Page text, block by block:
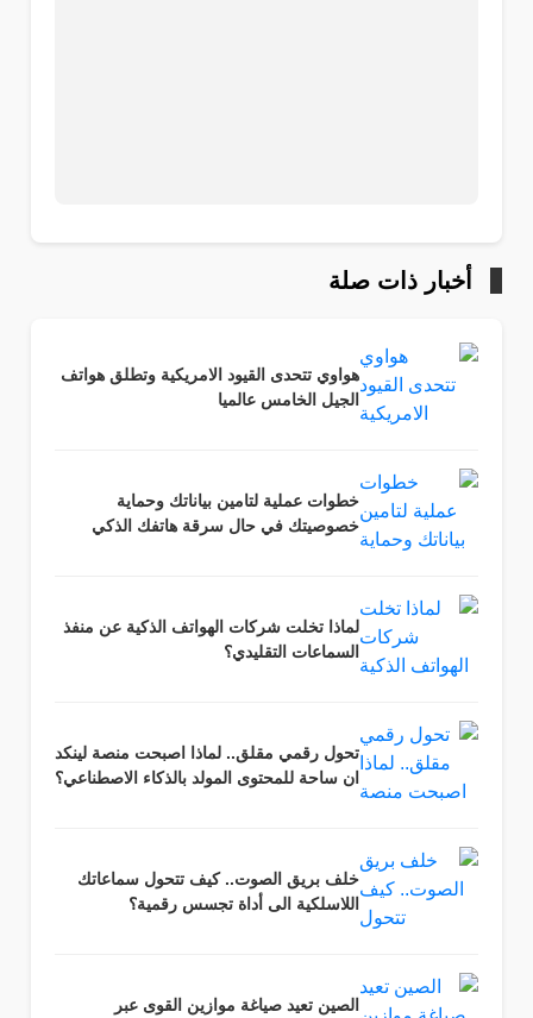
أخبار ذات صلة
هواوي تتحدى القيود الامريكية وتطلق هواتف
الجيل الخامس عالميا
خطوات عملية لتامين بياناتك وحماية
خصوصيتك في حال سرقة هاتفك الذكي
لماذا تخلت شركات الهواتف الذكية عن منفذ
السماعات التقليدي؟
تحول رقمي مقلق.. لماذا اصبحت منصة لينكد
ان ساحة للمحتوى المولد بالذكاء الاصطناعي؟
خلف بريق الصوت.. كيف تتحول سماعاتك
اللاسلكية الى أداة تجسس رقمية؟
الصين تعيد صياغة موازين القوى عبر